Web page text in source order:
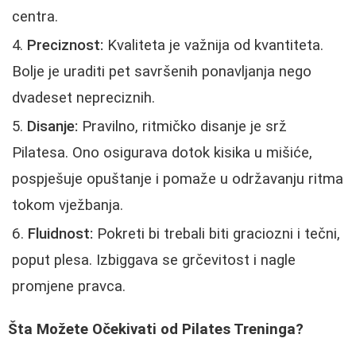
centra.
Preciznost: Kvaliteta je važnija od kvantiteta.
Bolje je uraditi pet savršenih ponavljanja nego
dvadeset nepreciznih.
Disanje: Pravilno, ritmičko disanje je srž
Pilatesa. Ono osigurava dotok kisika u mišiće,
pospješuje opuštanje i pomaže u održavanju ritma
tokom vježbanja.
Fluidnost: Pokreti bi trebali biti graciozni i tečni,
poput plesa. Izbiggava se grčevitost i nagle
promjene pravca.
Šta Možete Očekivati od Pilates Treninga?